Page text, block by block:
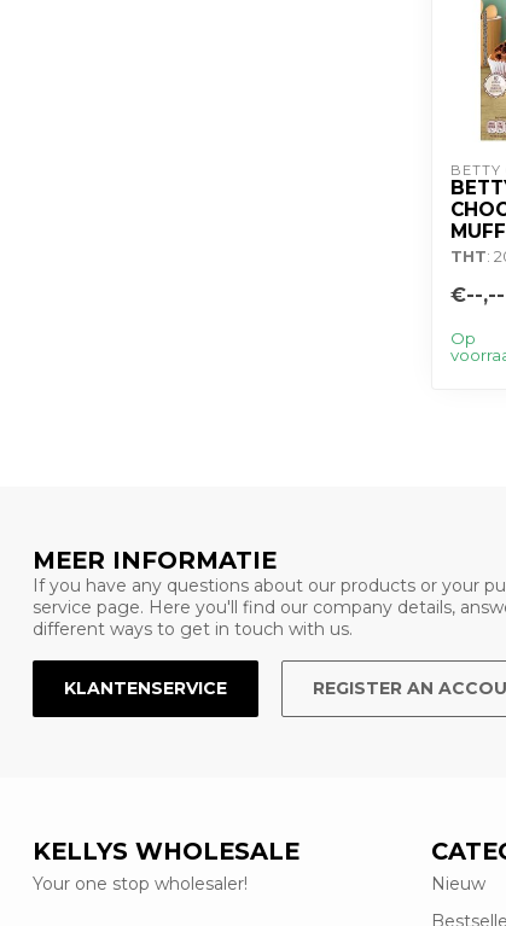
BETTY
THT:
€--,--
Op
MEER INFORMATIE
If you have any questions about our products or your
service page. Here you'll find our company details,
different ways to get in touch with us.
KLANTENSERVICE REGISTER AN
KELLYS WHOLESALE
Your one stop wholesaler!
Nieuw